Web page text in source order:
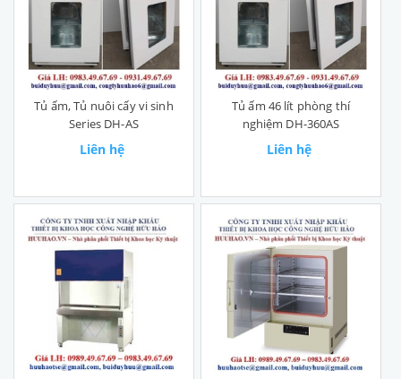
Tủ ấm, Tủ nuôi cấy vi sinh
Series DH-AS
Liên hệ
Tủ ấm 46 lít phòng thí
nghiệm DH-360AS
Liên hệ